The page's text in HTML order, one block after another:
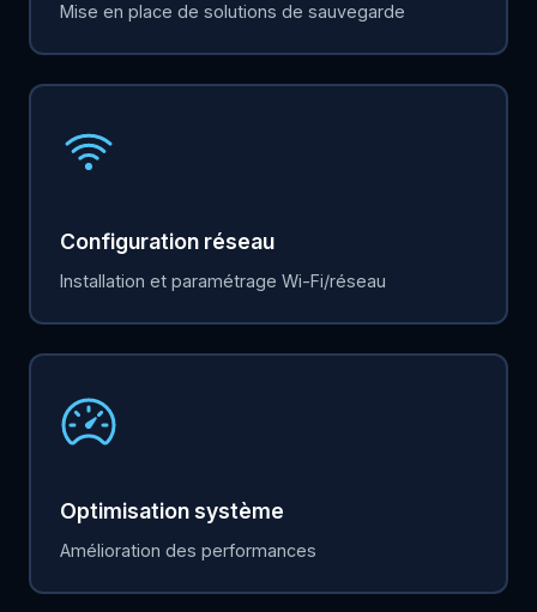
Mise en place de solutions de sauvegarde
Configuration réseau
Installation et paramétrage Wi-Fi/réseau
Optimisation système
Amélioration des performances